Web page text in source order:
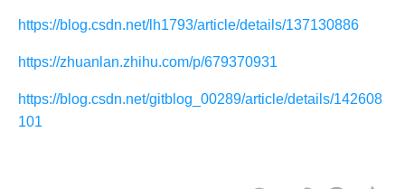
https://blog.csdn.net/lh1793/article/details/137130886
https://zhuanlan.zhihu.com/p/679370931
https://blog.csdn.net/gitblog_00289/article/details/142608
101